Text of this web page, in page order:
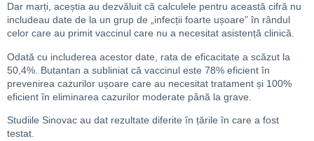
Dar marți, aceștia au dezvăluit că calculele pentru această cifră nu
includeau date de la un grup de „infecții foarte ușoare” în rândul
celor care au primit vaccinul care nu a necesitat asistență clinică.
Odată cu includerea acestor date, rata de eficacitate a scăzut la
50,4%. Butantan a subliniat că vaccinul este 78% eficient în
prevenirea cazurilor ușoare care au necesitat tratament și 100%
eficient în eliminarea cazurilor moderate până la grave.
Studiile Sinovac au dat rezultate diferite în țările în care a fost
testat.